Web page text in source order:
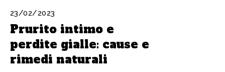
23/02/2023
Prurito intimo e
perdite gialle: cause e
rimedi naturali